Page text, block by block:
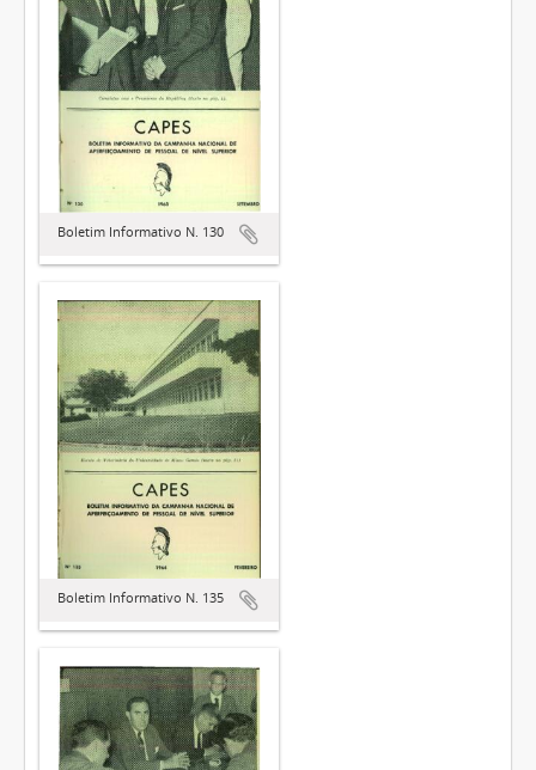
Boletim Informativo N. 130
Boletim Informativo N. 135